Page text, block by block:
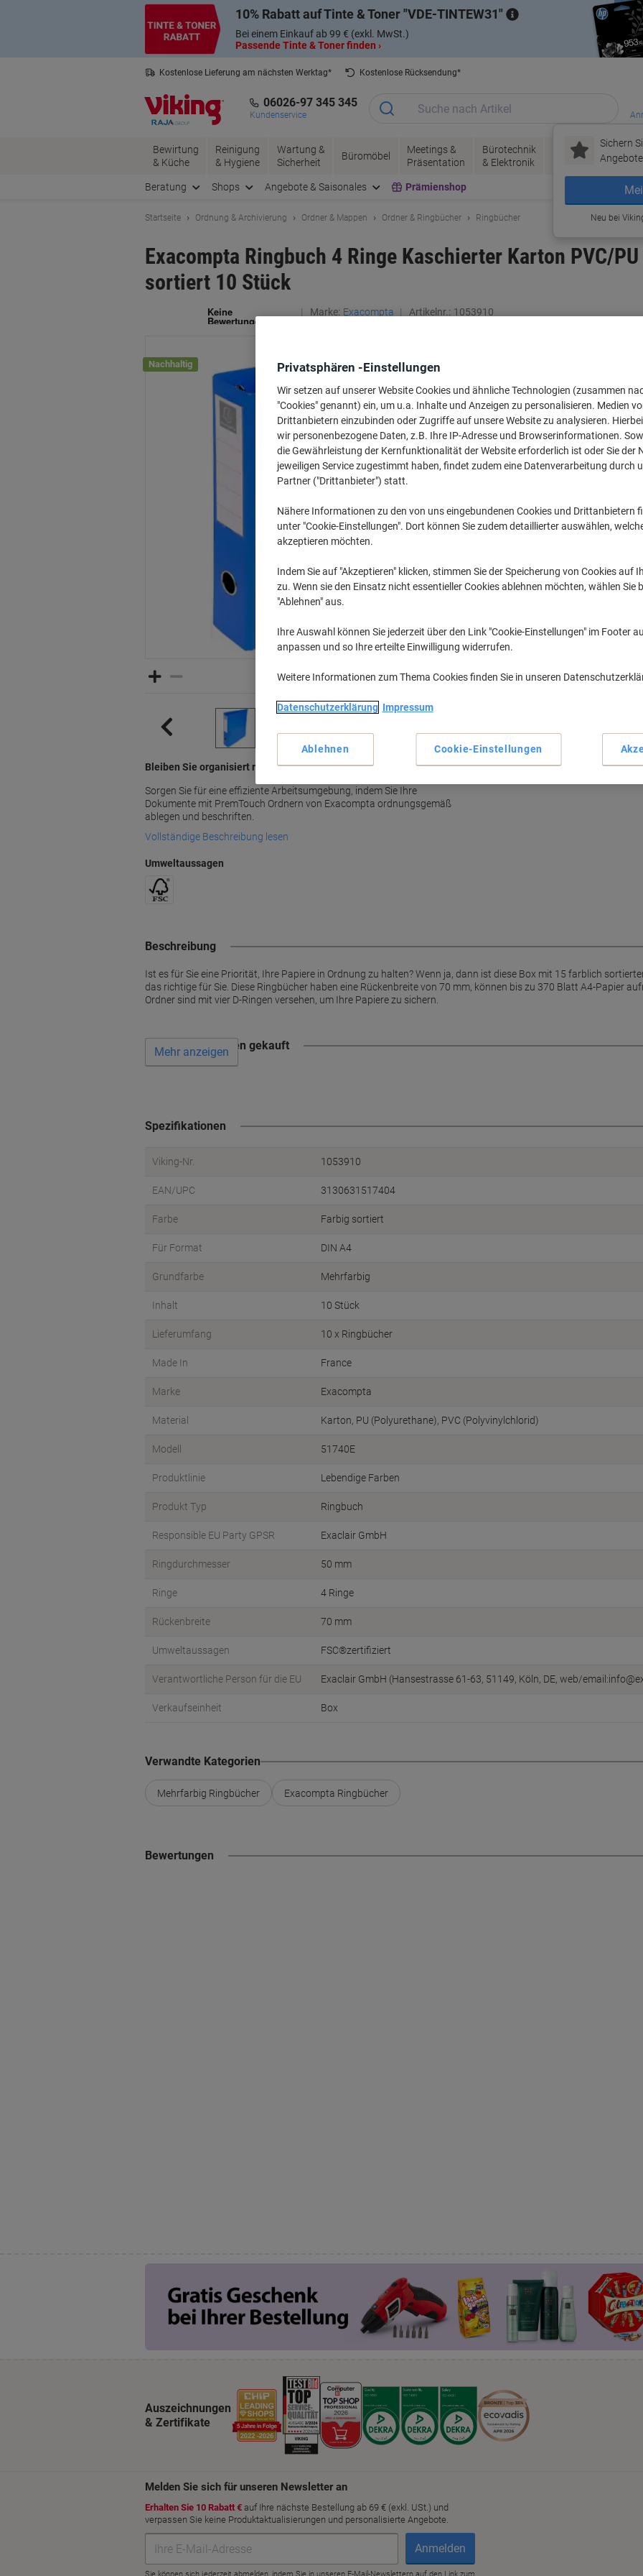
10% Rabatt auf Tinte & Toner VDE-TINTEW31
Bei einem Einkauf ab 99 € (exkl. MwSt.)
Passende Tinte & Toner finden ›
Kostenlose Lieferung am nächsten Werktag*
Kostenlose Rücksendung*
06026-97 345 345
Kundenservice
Sichern
Neu bei
Bewirtung
& Küche
Reinigung
& Hygiene
Wartung &
Sicherheit
Büromöbel
Meetings &
Präsentation
Bürotechnik
& Elektronik
Tinte &
Toner
Papier,
& Pakete
Beratung Shops Angebote & Saisonales Prämienshop
Startseite Ordnung & Archivierung Ordner & Mappen Ordner & Ringbücher Ringbücher
Exacompta Ringbuch 4 Ringe Kaschierter Karton PVC/
sortiert 10 Stück
Marke: Exacompta Artikelnr.: 1053910
Nachhaltig
Bleiben Sie organisiert mit Exacompta
Sorgen Sie für eine effiziente Arbeitsumgebung, indem Sie Ihre
Dokumente mit PremTouch Ordnern von Exacompta ordnungsgemäß
ablegen und beschriften.
Vollständige Beschreibung lesen
Umweltaussagen
Menge exkl. USt
1Box 81,49 €
2+Boxen 74,99 € -7%
Versand durch Lieferanten
Zu einer Liste
Lieferinformationen
Beschreibung
Ist es für Sie eine Priorität, Ihre Papiere in Ordnung zu halten? Wenn ja, dann ist diese Box mit 15 farblich
das richtige für Sie. Diese Ringbücher haben eine Rückenbreite von 70 mm, können bis zu 370 Blatt A4-Papier
Ordner sind mit vier D-Ringen versehen, um Ihre Papiere zu sichern.
Wird oft zusammen gekauft
Mehr anzeigen
Spezifikationen
Viking-Nr. 1053910
EAN/UPC 3130631517404
Farbe Farbig sortiert
Für Format DIN A4
Grundfarbe Mehrfarbig
Inhalt 10 Stück
Lieferumfang 10 x Ringbücher
Made In France
Marke Exacompta
Material Karton, PU (Polyurethane), PVC (Polyvinylchlorid)
Modell 51740E
Produktlinie Lebendige Farben
Produkt Typ Ringbuch
Responsible EU Party GPSR Exaclair GmbH
Ringdurchmesser 50 mm
Ringe 4 Ringe
Rückenbreite 70 mm
Umweltaussagen FSC®zertifiziert
Verantwortliche Person für die EU Exaclair GmbH (Hansestrasse 61-63, 51149, Köln, DE, web/
Verkaufseinheit Box
Verwandte Kategorien
Mehrfarbig Ringbücher Exacompta Ringbücher
Bewertungen
Auszeichnungen
& Zertifikate
Privatsphären -Einstellungen
Wir setzen auf unserer Website Cookies und ähnliche Technologien (zusammen
"Cookies" genannt) ein, um u.a. Inhalte und Anzeigen zu personalisieren. Medien
Drittanbietern einzubinden oder Zugriffe auf unsere Website zu analysieren.
wir personenbezogene Daten, z.B. Ihre IP-Adresse und Browserinformationen.
die Gewährleistung der Kernfunktionalität der Website erforderlich ist oder Sie der
jeweiligen Service zugestimmt haben, findet zudem eine Datenverarbeitung durch
Partner ("Drittanbieter") statt.
Nähere Informationen zu den von uns eingebundenen Cookies und Drittanbietern
unter "Cookie-Einstellungen". Dort können Sie zudem detaillierter auswählen,
akzeptieren möchten.
Indem Sie auf "Akzeptieren" klicken, stimmen Sie der Speicherung von Cookies auf
zu. Wenn sie den Einsatz nicht essentieller Cookies ablehnen möchten, wählen Sie
"Ablehnen" aus.
Ihre Auswahl können Sie jederzeit über den Link "Cookie-Einstellungen" im Footer
anpassen und so Ihre erteilte Einwilligung widerrufen.
Weitere Informationen zum Thema Cookies finden Sie in unseren
Datenschutzerklärung Impressum
Cookie-Einstellungen
Ablehnen